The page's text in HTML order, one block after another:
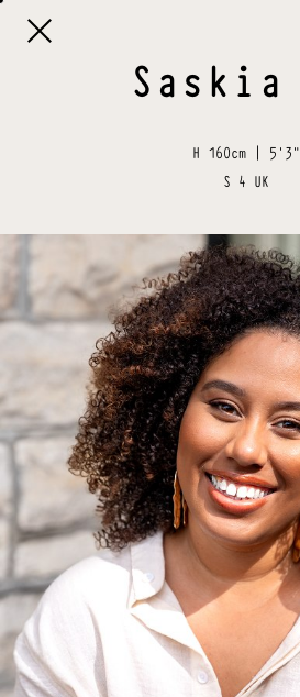

Saskia
H 160cm | 5'3"
S 4 UK